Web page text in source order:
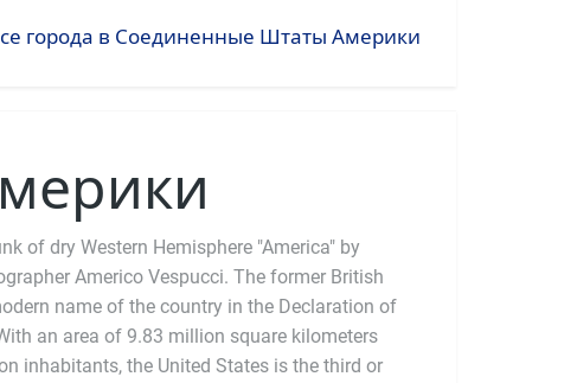
города в Соединенные Штаты Америки
of dry Western Hemisphere "America" by
Americo Vespucci. The former British
name of the country in the Declaration of
an area of 9.83 million square kilometers
inhabitants, the United States is the third or